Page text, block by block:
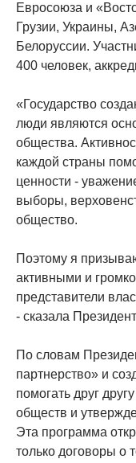
Евросоюза и
Грузии, Украины,
Белоруссии.
400 человек,
«Государство
люди являются
общества.
каждой страны
ценности -
выборы,
общество.
Поэтому я
активными и
представители
- сказала
По словам
партнерство» и
помогать друг
обществ и
Эта программа
только договоры о